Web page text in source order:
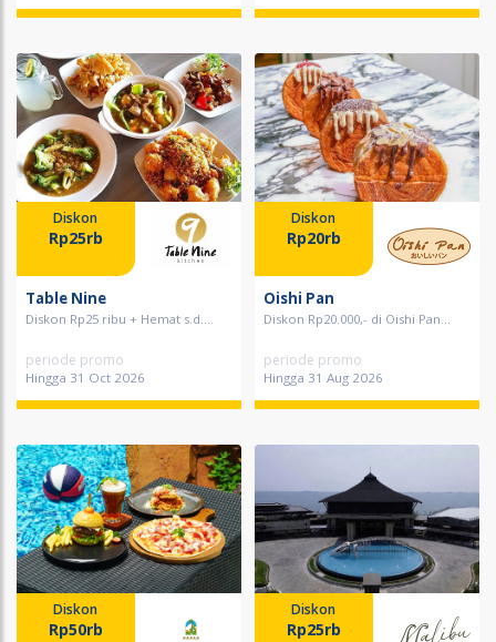
Diskon
Rp25rb
Table Nine
Diskon Rp25 ribu + Hemat s.d....
periode promo
Hingga 31 Oct 2026
Diskon
Rp20rb
Oishi Pan
Diskon Rp20.000,- di Oishi Pan...
periode promo
Hingga 31 Aug 2026
Diskon
Rp50rb
Diskon
Rp25rb